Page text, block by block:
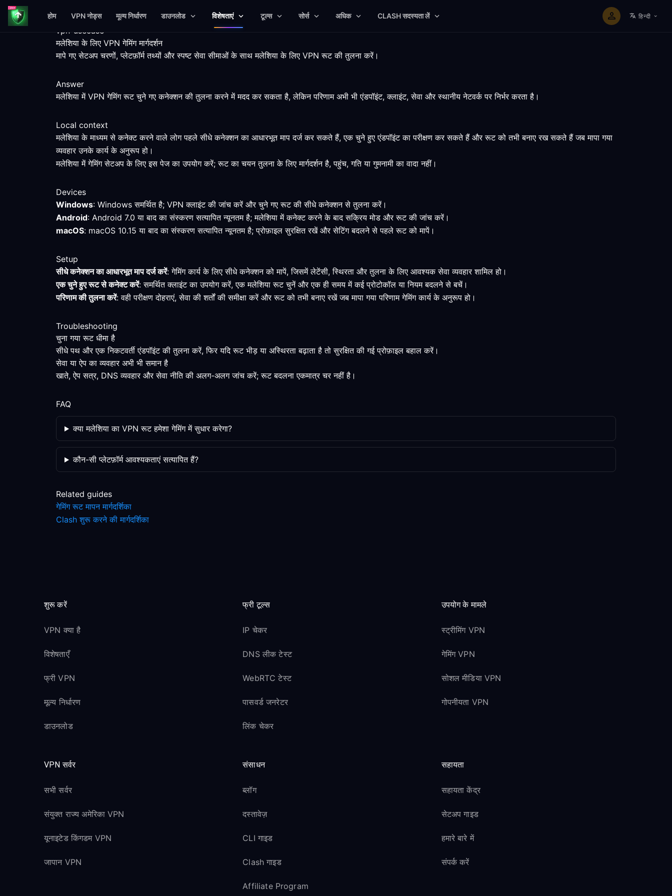
होम VPN नोड्स मूल्य निर्धारण डाउनलोड विशेषताएं टूल्स सोर्स अधिक CLASH सदस्यता लें हिन्दी
vpn-usecase
मलेशिया के लिए VPN गेमिंग मार्गदर्शन
मापे गए सेटअप चरणों, प्लेटफ़ॉर्म तथ्यों और स्पष्ट सेवा सीमाओं के साथ मलेशिया के लिए VPN रूट की तुलना करें।
Answer
मलेशिया में VPN गेमिंग रूट चुने गए कनेक्शन की तुलना करने में मदद कर सकता है, लेकिन परिणाम अभी भी एंडपॉइंट, क्लाइंट, सेवा और स्थानीय नेटवर्क पर निर्भर करता है।
Local context
मलेशिया के माध्यम से कनेक्ट करने वाले लोग पहले सीधे कनेक्शन का आधारभूत माप दर्ज कर सकते हैं, एक चुने हुए एंडपॉइंट का परीक्षण कर सकते हैं और रूट को तभी बनाए रख सकते हैं जब मापा गया
व्यवहार उनके कार्य के अनुरूप हो।
मलेशिया में गेमिंग सेटअप के लिए इस पेज का उपयोग करें; रूट का चयन तुलना के लिए मार्गदर्शन है, पहुंच, गति या गुमनामी का वादा नहीं।
Devices
Windows: Windows समर्थित है; VPN क्लाइंट की जांच करें और चुने गए रूट की सीधे कनेक्शन से तुलना करें।
Android: Android 7.0 या बाद का संस्करण सत्यापित न्यूनतम है; मलेशिया में कनेक्ट करने के बाद सक्रिय मोड और रूट की जांच करें।
macOS: macOS 10.15 या बाद का संस्करण सत्यापित न्यूनतम है; प्रोफ़ाइल सुरक्षित रखें और सेटिंग बदलने से पहले रूट को मापें।
Setup
सीधे कनेक्शन का आधारभूत माप दर्ज करें: गेमिंग कार्य के लिए सीधे कनेक्शन को मापें, जिसमें लेटेंसी, स्थिरता और तुलना के लिए आवश्यक सेवा व्यवहार शामिल हो।
एक चुने हुए रूट से कनेक्ट करें: समर्थित क्लाइंट का उपयोग करें, एक मलेशिया रूट चुनें और एक ही समय में कई प्रोटोकॉल या नियम बदलने से बचें।
परिणाम की तुलना करें: वही परीक्षण दोहराएं, सेवा की शर्तों की समीक्षा करें और रूट को तभी बनाए रखें जब मापा गया परिणाम गेमिंग कार्य के अनुरूप हो।
Troubleshooting
चुना गया रूट धीमा है
सीधे पथ और एक निकटवर्ती एंडपॉइंट की तुलना करें, फिर यदि रूट भीड़ या अस्थिरता बढ़ाता है तो सुरक्षित की गई प्रोफ़ाइल बहाल करें।
सेवा या ऐप का व्यवहार अभी भी समान है
खाते, ऐप सत्र, DNS व्यवहार और सेवा नीति की अलग-अलग जांच करें; रूट बदलना एकमात्र चर नहीं है।
FAQ
क्या मलेशिया का VPN रूट हमेशा गेमिंग में सुधार करेगा?
कौन-सी प्लेटफ़ॉर्म आवश्यकताएं सत्यापित हैं?
Related guides
गेमिंग रूट मापन मार्गदर्शिका
Clash शुरू करने की मार्गदर्शिका
शुरू करें
VPN क्या है
विशेषताएँ
फ्री VPN
मूल्य निर्धारण
डाउनलोड
फ्री टूल्स
IP चेकर
DNS लीक टेस्ट
WebRTC टेस्ट
पासवर्ड जनरेटर
लिंक चेकर
उपयोग के मामले
स्ट्रीमिंग VPN
गेमिंग VPN
सोशल मीडिया VPN
गोपनीयता VPN
VPN सर्वर
सभी सर्वर
संयुक्त राज्य अमेरिका VPN
यूनाइटेड किंगडम VPN
जापान VPN
संसाधन
ब्लॉग
दस्तावेज़
CLI गाइड
Clash गाइड
Affiliate Program
सहायता
सहायता केंद्र
सेटअप गाइड
हमारे बारे में
संपर्क करें